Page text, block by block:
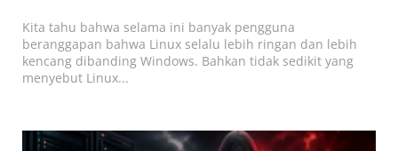
Kita tahu bahwa selama ini banyak pengguna
beranggapan bahwa Linux selalu lebih ringan dan lebih
kencang dibanding Windows. Bahkan tidak sedikit yang
menyebut Linux...